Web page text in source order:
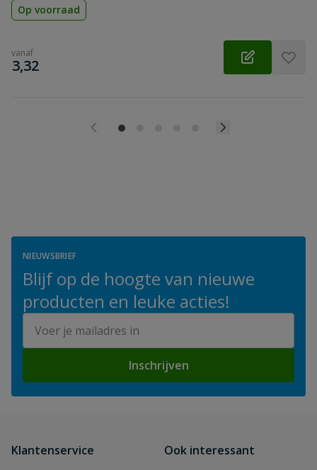
Op voorraad
vanaf
€
3,32
NIEUWSBRIEF
Blijf op de hoogte van nieuwe
producten en leuke acties!
Inschrijven
Klantenservice
Ook interessant